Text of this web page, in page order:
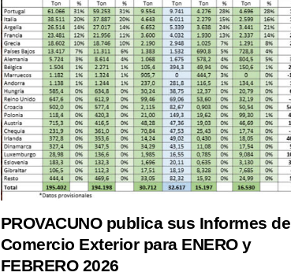
PROVACUNO publica sus Informes de
Comercio Exterior para ENERO y
FEBRERO 2026